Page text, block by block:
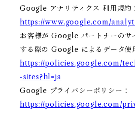
Google アナリティクス 利用規約：
https://www.google.com/
お客様が Google パートナーのサ
する際の Google によるデータ使
https://policies.google.com/
-sites?hl=ja
Google プライバシーポリシー：
https://policies.google.com/